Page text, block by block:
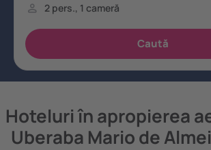
Hoteluri în apropierea
Uberaba Mario de